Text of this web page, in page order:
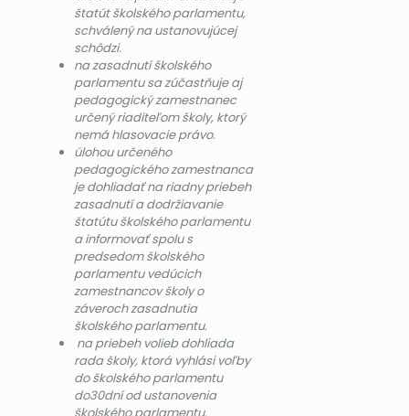
štatút školského parlamentu,
schválený na ustanovujúcej
schôdzi.
na zasadnutí školského
parlamentu sa zúčastňuje aj
pedagogický zamestnanec
určený riaditeľom školy, ktorý
nemá hlasovacie právo.
úlohou určeného
pedagogického zamestnanca
je dohliadať na riadny priebeh
zasadnutí a dodržiavanie
štatútu školského parlamentu
a informovať spolu s
predsedom školského
parlamentu vedúcich
zamestnancov školy o
záveroch zasadnutia
školského parlamentu.
na priebeh volieb dohliada
rada školy, ktorá vyhlási voľby
do školského parlamentu
do30dní od ustanovenia